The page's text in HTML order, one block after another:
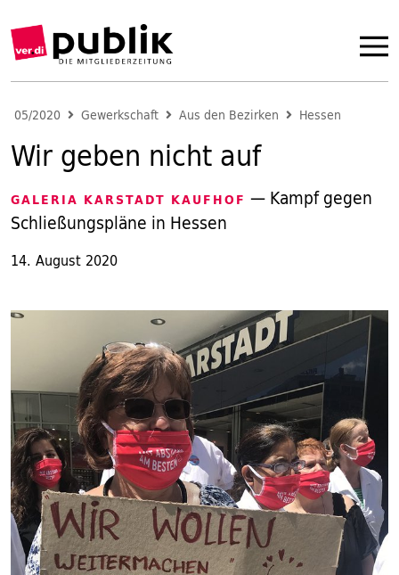
05/2020 Gewerkschaft Aus den Bezirken Hessen
Wir geben nicht auf
GALERIA KARSTADT KAUFHOF — Kampf gegen
Schließungspläne in Hessen
14. August 2020